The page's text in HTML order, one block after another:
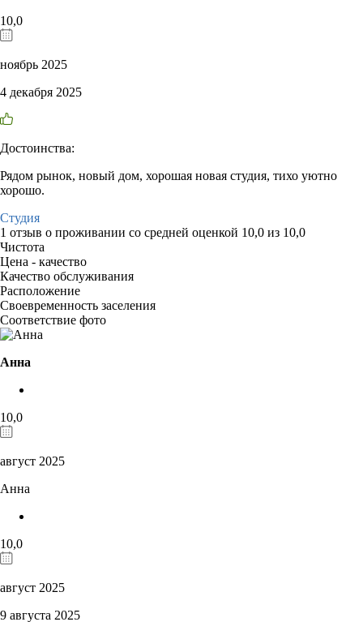
10,0
ноябрь 2025
4 декабря 2025
Достоинства:
Рядом рынок, новый дом, хорошая новая студия, тихо уютно
хорошо.
Студия
1 отзыв о проживании со средней оценкой 10,0 из 10,0
Чистота
Цена - качество
Качество обслуживания
Расположение
Своевременность заселения
Соответствие фото
Анна
10,0
август 2025
Анна
10,0
август 2025
9 августа 2025